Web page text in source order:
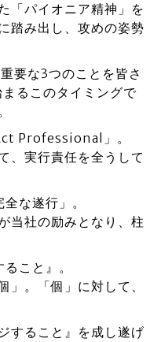
「パイオニア精神」を
踏み出し、攻めの姿勢
要な3つのことを皆さ
るこのタイミングで
Professional」。
、実行責任を全うして
な遂行」。
当社の励みとなり、柱
こと』。
」。「個」に対して、
すること』を成し遂げ